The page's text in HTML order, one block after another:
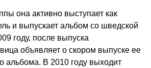
она активно выступает как
и выпускает альбом со шведской
году, после выпуска
объявляет о скором выпуске ее
альбома. В 2010 году выходит